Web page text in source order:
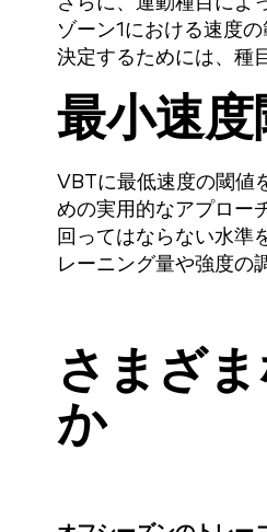
ゾーン1における速度
決定するためには、種
最小速
VBTに最低速度の閾値
めの実用的なアプロー
回ってはならない水準
レーニング量や強度の
さまざ
か